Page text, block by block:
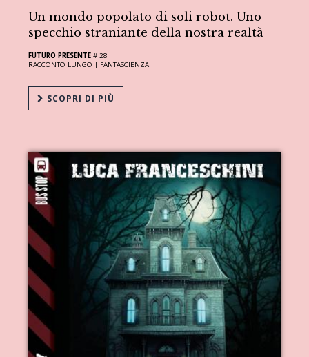
Un mondo popolato di soli robot. Uno
specchio straniante della nostra realtà
FUTURO PRESENTE # 28
RACCONTO LUNGO | FANTASCIENZA
SCOPRI DI PIÙ